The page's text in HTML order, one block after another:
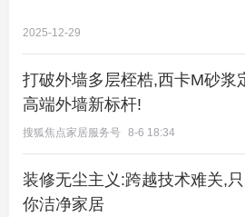
2025-12-29
打破外墙多层桎梏,西卡M砂浆
高端外墙新标杆!
搜狐焦点家居服务号 8-6 18:34
装修无尘主义:跨越技术难关,
你洁净家居